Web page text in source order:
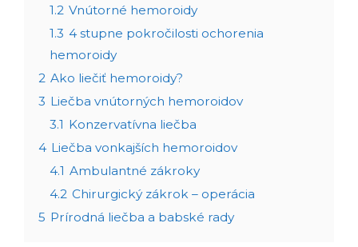
1.2 Vnútorné hemoroidy
1.3 4 stupne pokročilosti ochorenia
hemoroidy
2 Ako liečiť hemoroidy?
3 Liečba vnútorných hemoroidov
3.1 Konzervatívna liečba
4 Liečba vonkajších hemoroidov
4.1 Ambulantné zákroky
4.2 Chirurgický zákrok – operácia
5 Prírodná liečba a babské rady